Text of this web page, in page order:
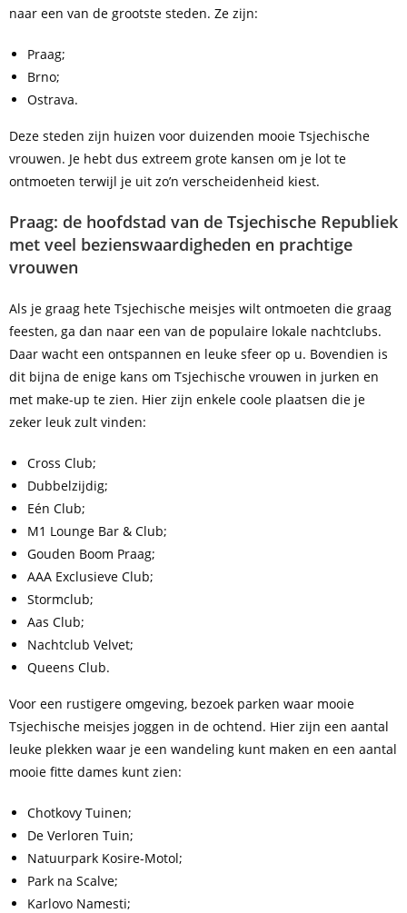
naar een van de grootste steden. Ze zijn:
Praag;
Brno;
Ostrava.
Deze steden zijn huizen voor duizenden mooie Tsjechische
vrouwen. Je hebt dus extreem grote kansen om je lot te
ontmoeten terwijl je uit zo’n verscheidenheid kiest.
Praag: de hoofdstad van de Tsjechische Republiek
met veel bezienswaardigheden en prachtige
vrouwen
Als je graag hete Tsjechische meisjes wilt ontmoeten die graag
feesten, ga dan naar een van de populaire lokale nachtclubs.
Daar wacht een ontspannen en leuke sfeer op u. Bovendien is
dit bijna de enige kans om Tsjechische vrouwen in jurken en
met make-up te zien. Hier zijn enkele coole plaatsen die je
zeker leuk zult vinden:
Cross Club;
Dubbelzijdig;
Eén Club;
M1 Lounge Bar & Club;
Gouden Boom Praag;
AAA Exclusieve Club;
Stormclub;
Aas Club;
Nachtclub Velvet;
Queens Club.
Voor een rustigere omgeving, bezoek parken waar mooie
Tsjechische meisjes joggen in de ochtend. Hier zijn een aantal
leuke plekken waar je een wandeling kunt maken en een aantal
mooie fitte dames kunt zien:
Chotkovy Tuinen;
De Verloren Tuin;
Natuurpark Kosire-Motol;
Park na Scalve;
Karlovo Namesti;